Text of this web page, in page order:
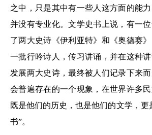
之中，只是其中有一些人这方面的能
并没有专业化。文学史书上说，有一
了两大史诗《伊利亚特》和《奥德赛
一批行吟诗人，传习讲诵，并在这种
发展两大史诗，最终被人们记录下来
会普遍存在的一个现象，在世界许多
既是他们的历史，也是他们的文学，更
书”。